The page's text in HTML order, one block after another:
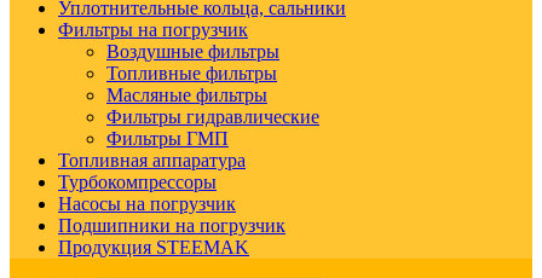
Уплотнительные кольца, сальники
Фильтры на погрузчик
Воздушные фильтры
Топливные фильтры
Масляные фильтры
Фильтры гидравлические
Фильтры ГМП
Топливная аппаратура
Турбокомпрессоры
Насосы на погрузчик
Подшипники на погрузчик
Продукция STEEMAK